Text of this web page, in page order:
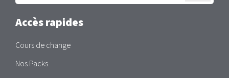
la
newsletter
Accès rapides
Cours de change
Nos Packs